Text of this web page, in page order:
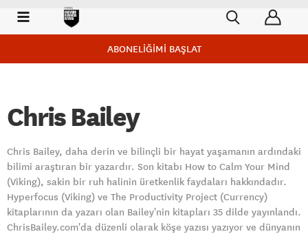
ABONELİĞİMİ BAŞLAT
Chris Bailey
Chris Bailey, daha derin ve bilinçli bir hayat yaşamanın ardındaki
bilimi araştıran bir yazardır. Son kitabı How to Calm Your Mind
(Viking), sakin bir ruh halinin üretkenlik faydaları hakkındadır.
Hyperfocus (Viking) ve The Productivity Project (Currency)
kitaplarının da yazarı olan Bailey'nin kitapları 35 dilde yayınlandı.
ChrisBailey.com'da düzenli olarak köşe yazısı yazıyor ve dünyanın